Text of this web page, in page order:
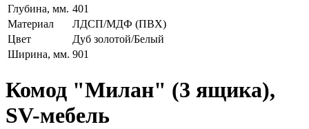
Глубина, мм. 401
Материал
ЛДСП/МДФ (ПВХ)
Цвет
Дуб золотой/Белый
Ширина, мм. 901
Комод "Милан" (3 ящика),
SV-мебель